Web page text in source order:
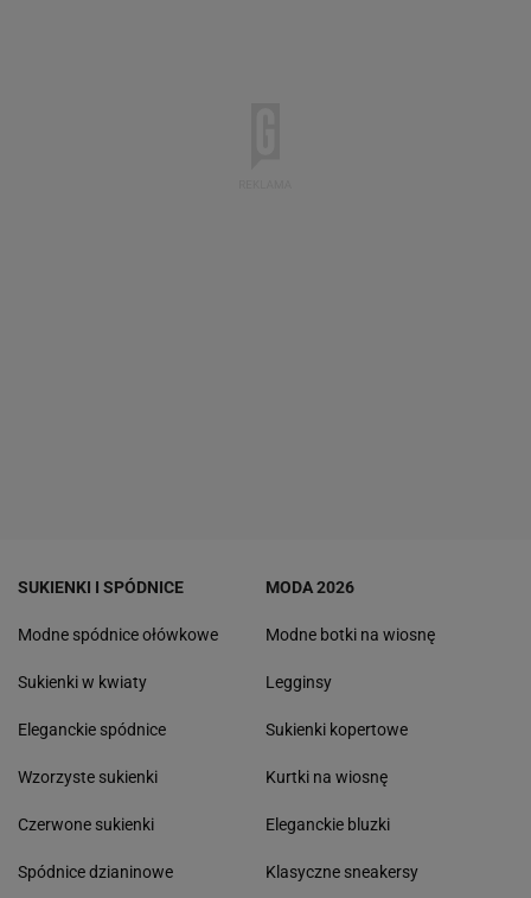
SUKIENKI I SPÓDNICE
Modne spódnice ołówkowe
Sukienki w kwiaty
Eleganckie spódnice
Wzorzyste sukienki
Czerwone sukienki
Spódnice dzianinowe
MODA 2026
Modne botki na wiosnę
Legginsy
Sukienki kopertowe
Kurtki na wiosnę
Eleganckie bluzki
Klasyczne sneakersy